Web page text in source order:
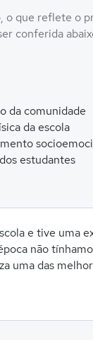
o que reflete o
conferida
da comunidade
da escola
estudantes
e tive uma
não
uma das